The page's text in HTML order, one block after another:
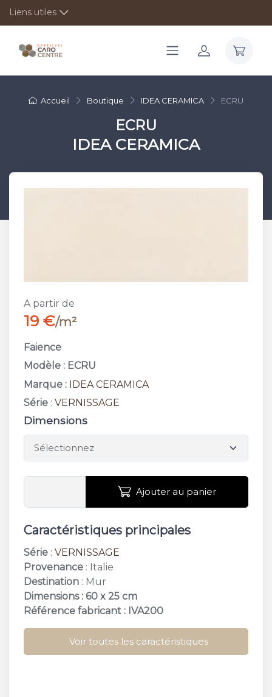
Liens utiles
Accueil Boutique IDEA CERAMICA ECRU
ECRU
IDEA CERAMICA
A partir de
19 €/m²
Faience
Modèle : ECRU
Marque : IDEA CERAMICA
Série : VERNISSAGE
Dimensions
Ajouter au panier
Caractéristiques principales
Série : VERNISSAGE
Provenance : Italie
Destination : Mur
Dimensions : 60 x 25 cm
Référence fabricant : IVA200
Voir toutes les caractéristiques